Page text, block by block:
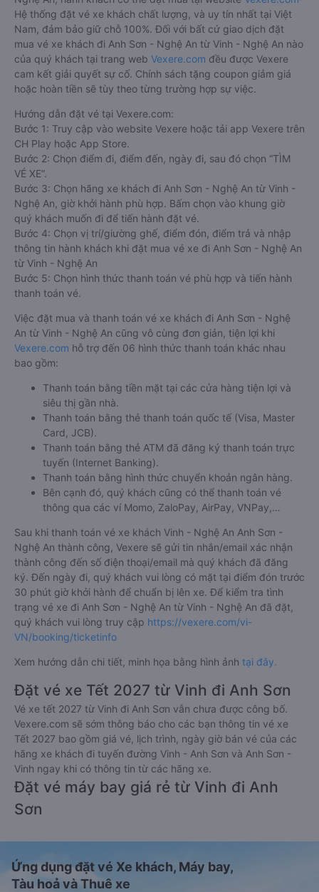
Hệ thống đặt vé xe khách chất lượng, và uy tín nhất tại Việt
Nam, đảm bảo giữ chỗ 100%. Đối với bất cứ giao dịch đặt
mua vé xe khách đi Anh Sơn - Nghệ An từ Vinh - Nghệ An nào
của quý khách tại trang web Vexere.com đều được Vexere
cam kết giải quyết sự cố. Chính sách tặng coupon giảm giá
hoặc hoàn tiền sẽ tùy theo từng trường hợp sự việc.
Hướng dẫn đặt vé tại Vexere.com:
Bước 1: Truy cập vào website Vexere hoặc tải app Vexere trên
CH Play hoặc App Store.
Bước 2: Chọn điểm đi, điểm đến, ngày đi, sau đó chọn “TÌM
VÉ XE”.
Bước 3: Chọn hãng xe khách đi Anh Sơn - Nghệ An từ Vinh -
Nghệ An, giờ khởi hành phù hợp. Bấm chọn vào khung giờ
quý khách muốn đi để tiến hành đặt vé.
Bước 4: Chọn vị trí/giường ghế, điểm đón, điểm trả và nhập
thông tin hành khách khi đặt mua vé xe đi Anh Sơn - Nghệ An
từ Vinh - Nghệ An
Bước 5: Chọn hình thức thanh toán vé phù hợp và tiến hành
thanh toán vé.
Việc đặt mua và thanh toán vé xe khách đi Anh Sơn - Nghệ
An từ Vinh - Nghệ An cũng vô cùng đơn giản, tiện lợi khi
Vexere.com hỗ trợ đến 06 hình thức thanh toán khác nhau
bao gồm:
Thanh toán bằng tiền mặt tại các cửa hàng tiện lợi và
siêu thị gần nhà.
Thanh toán bằng thẻ thanh toán quốc tế (Visa, Master
Card, JCB).
Thanh toán bằng thẻ ATM đã đăng ký thanh toán trực
tuyến (Internet Banking).
Thanh toán bằng hình thức chuyển khoản ngân hàng.
Bên cạnh đó, quý khách cũng có thể thanh toán vé
thông qua các ví Momo, ZaloPay, AirPay, VNPay,…
Sau khi thanh toán vé xe khách Vinh - Nghệ An Anh Sơn -
Nghệ An thành công, Vexere sẽ gửi tin nhắn/email xác nhận
thành công đến số điện thoại/email mà quý khách đã đăng
ký. Đến ngày đi, quý khách vui lòng có mặt tại điểm đón trước
30 phút giờ khởi hành để chuẩn bị lên xe. Để kiểm tra tình
trạng vé xe đi Anh Sơn - Nghệ An từ Vinh - Nghệ An đã đặt,
quý khách vui lòng truy cập https://vexere.com/vi-
VN/booking/ticketinfo
Xem hướng dẫn chi tiết, minh họa bằng hình ảnh tại đây.
Đặt vé xe Tết 2027 từ Vinh đi Anh Sơn
Vé xe tết 2027 từ Vinh đi Anh Sơn vẫn chưa được công bố.
Vexere.com sẽ sớm thông báo cho các bạn thông tin vé xe
Tết 2027 bao gồm giá vé, lịch trình, ngày giờ bán vé của các
hãng xe khách đi tuyến đường Vinh - Anh Sơn và Anh Sơn -
Vinh ngay khi có thông tin từ các hãng xe.
Đặt vé máy bay giá rẻ từ Vinh đi Anh
Sơn
Ứng dụng đặt vé Xe khách, Máy bay,
Tàu hoả và Thuê xe